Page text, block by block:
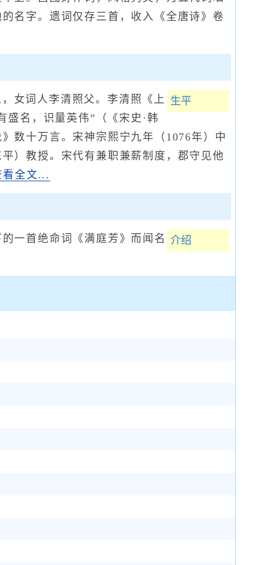
名字。遗词仅存三首，收入《全唐诗》卷
生平
女词人李清照父。李清照《上
盛名，识量英伟”（《宋史·韩
数十万言。宋神宗熙宁九年（1076年）中
）教授。宋代有兼职兼薪制度，郡守见他
全文...
介绍
一首绝命词《满庭芳》而闻名